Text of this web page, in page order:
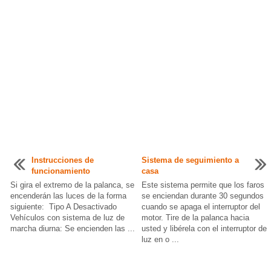
Instrucciones de
funcionamiento
Si gira el extremo de la palanca, se
encenderán las luces de la forma
siguiente: Tipo A Desactivado
Vehículos con sistema de luz de
marcha diurna: Se encienden las ...
Sistema de seguimiento a
casa
Este sistema permite que los faros
se enciendan durante 30 segundos
cuando se apaga el interruptor del
motor. Tire de la palanca hacia
usted y libérela con el interruptor de
luz en o ...